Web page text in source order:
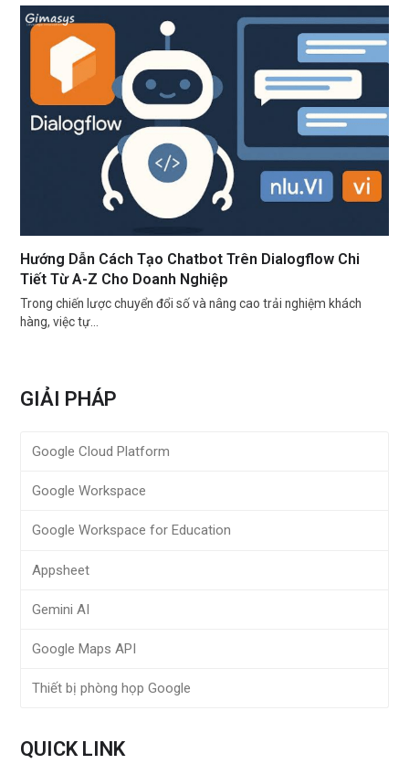
Hướng Dẫn Cách Tạo Chatbot Trên Dialogflow Chi
Tiết Từ A-Z Cho Doanh Nghiệp
Trong chiến lược chuyển đổi số và nâng cao trải nghiệm khách
hàng, việc tự…
GIẢI PHÁP
Google Cloud Platform
Google Workspace
Google Workspace for Education
Appsheet
Gemini AI
Google Maps API
Thiết bị phòng họp Google
QUICK LINK